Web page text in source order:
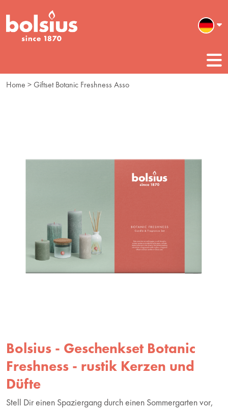
Home > Giftset Botanic Freshness Asso
Bolsius - Geschenkset Botanic
Freshness - rustik Kerzen und
Düfte
Stell Dir einen Spaziergang durch einen Sommergarten vor,